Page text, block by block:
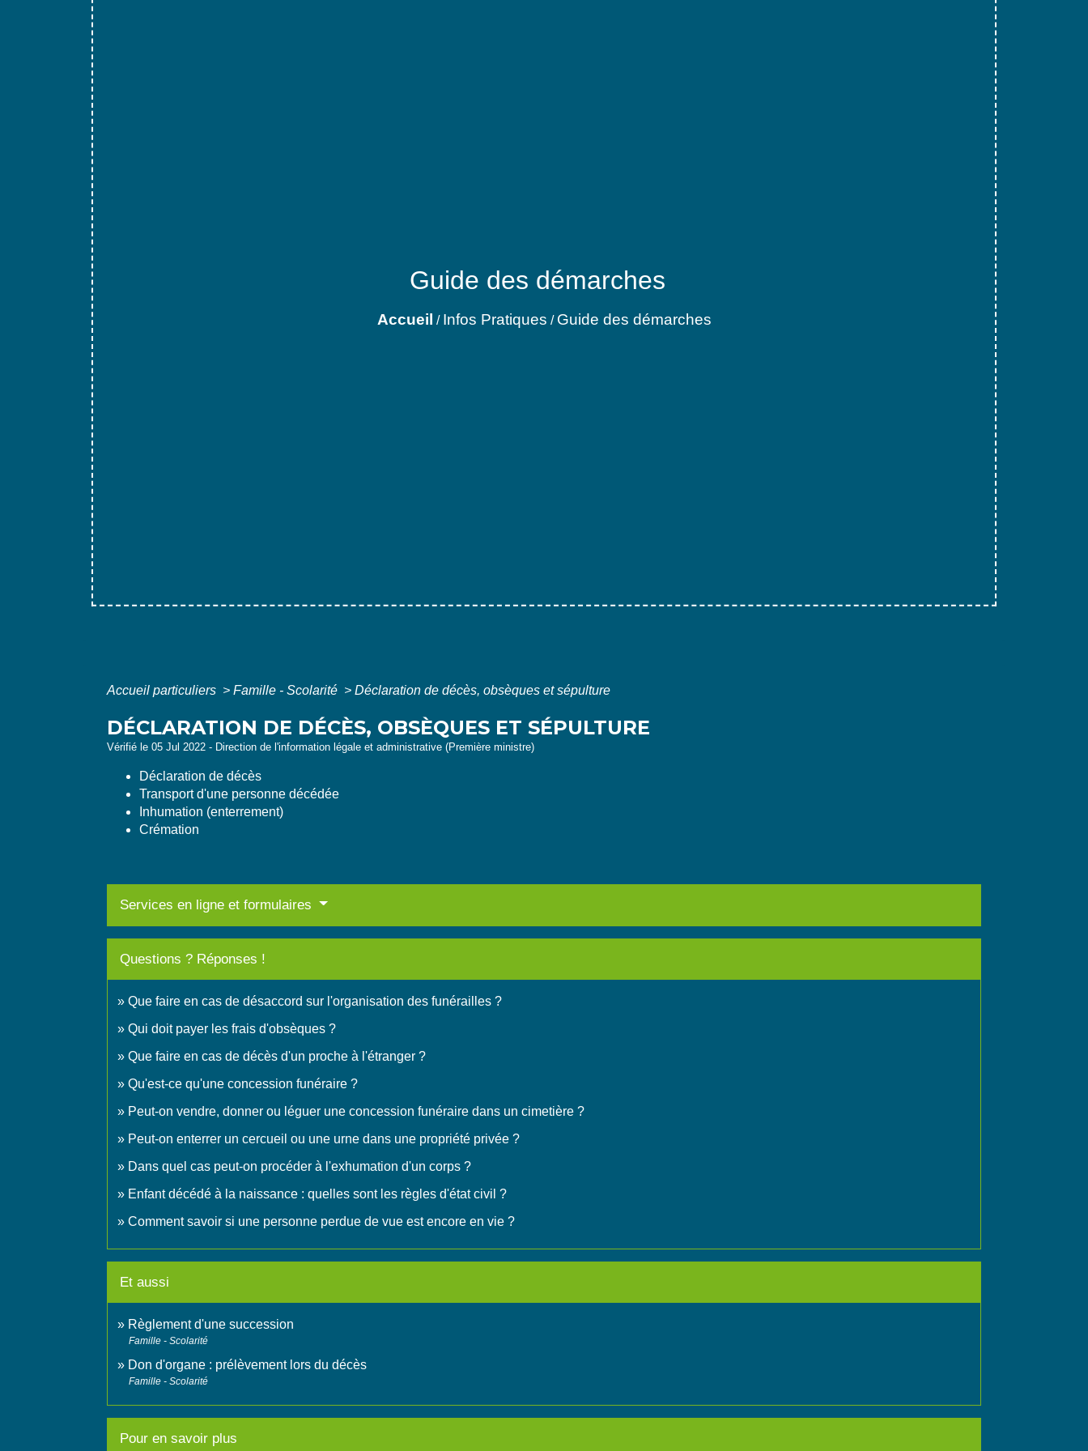
Guide des démarches
Accueil / Infos Pratiques / Guide des démarches
Accueil particuliers > Famille - Scolarité > Déclaration de décès, obsèques et sépulture
DÉCLARATION DE DÉCÈS, OBSÈQUES ET SÉPULTURE
Vérifié le 05 Jul 2022 - Direction de l'information légale et administrative (Première ministre)
Déclaration de décès
Transport d'une personne décédée
Inhumation (enterrement)
Crémation
Services en ligne et formulaires
Questions ? Réponses !
Que faire en cas de désaccord sur l'organisation des funérailles ?
Qui doit payer les frais d'obsèques ?
Que faire en cas de décès d'un proche à l'étranger ?
Qu'est-ce qu'une concession funéraire ?
Peut-on vendre, donner ou léguer une concession funéraire dans un cimetière ?
Peut-on enterrer un cercueil ou une urne dans une propriété privée ?
Dans quel cas peut-on procéder à l'exhumation d'un corps ?
Enfant décédé à la naissance : quelles sont les règles d'état civil ?
Comment savoir si une personne perdue de vue est encore en vie ?
Et aussi
Règlement d'une succession
Famille - Scolarité
Don d'organe : prélèvement lors du décès
Famille - Scolarité
Pour en savoir plus